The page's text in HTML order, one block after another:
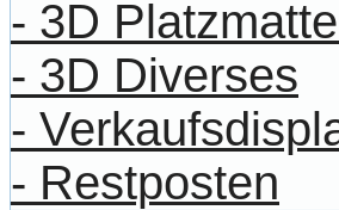
- 3D
- 3D Diverses
-
- Restposten